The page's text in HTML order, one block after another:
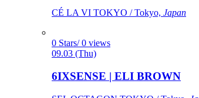
CÉ LA VI TOKYO / Tokyo, Japan
0 Stars/ 0 views
09.03 (Thu)
6IXSENSE | ELI BROWN